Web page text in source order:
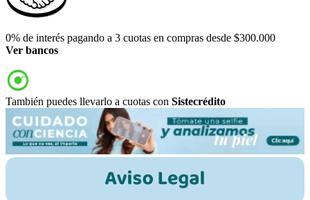
0% de interés pagando a 3 cuotas en compras desde $300.000
Ver bancos
También puedes llevarlo a cuotas con Sistecrédito